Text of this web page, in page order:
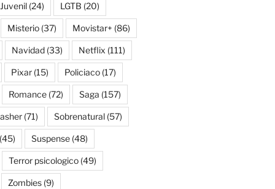
Juvenil(24) LGTB (20)
Misterio(37) Movistar+ (86)
Navidad(33) Netflix (111)
Pixar(15) Policiaco(17)
Romance(72) Saga (157)
(71) Sobrenatural(57)
Suspense(48)
Terror psicologico(49)
Zombies(9)